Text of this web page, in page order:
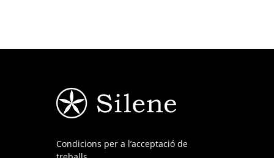
Condicions per a l’acceptació de